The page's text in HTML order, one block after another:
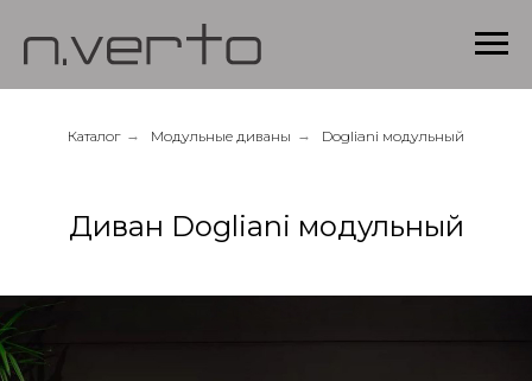
Каталог → Модульные диваны → Dogliani модульный
Диван Dogliani модульный